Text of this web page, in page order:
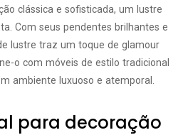
clássica e sofisticada, um lustre
Com seus pendentes brilhantes e
lustre traz um toque de glamour
o com móveis de estilo tradicional
ambiente luxuoso e atemporal.
para decoração